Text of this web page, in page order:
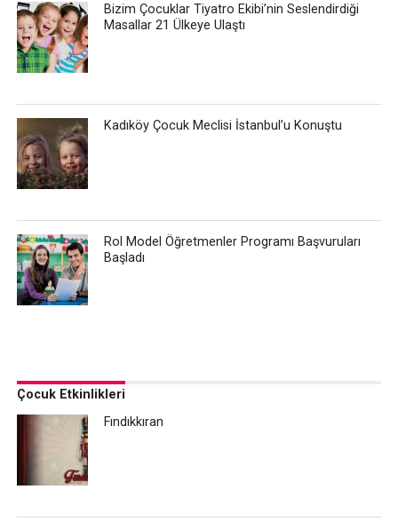
Bizim Çocuklar Tiyatro Ekibi’nin Seslendirdiği
Masallar 21 Ülkeye Ulaştı
Kadıköy Çocuk Meclisi İstanbul’u Konuştu
Rol Model Öğretmenler Programı Başvuruları
Başladı
Çocuk Etkinlikleri
Fındıkkıran